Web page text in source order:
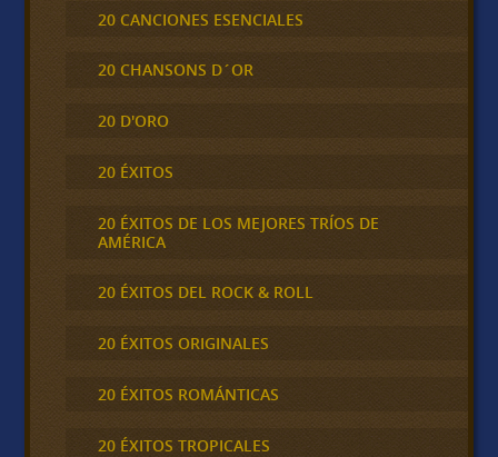
20 CANCIONES ESENCIALES
20 CHANSONS D´OR
20 D'ORO
20 ÉXITOS
20 ÉXITOS DE LOS MEJORES TRÍOS DE
AMÉRICA
20 ÉXITOS DEL ROCK & ROLL
20 ÉXITOS ORIGINALES
20 ÉXITOS ROMÁNTICAS
20 ÉXITOS TROPICALES